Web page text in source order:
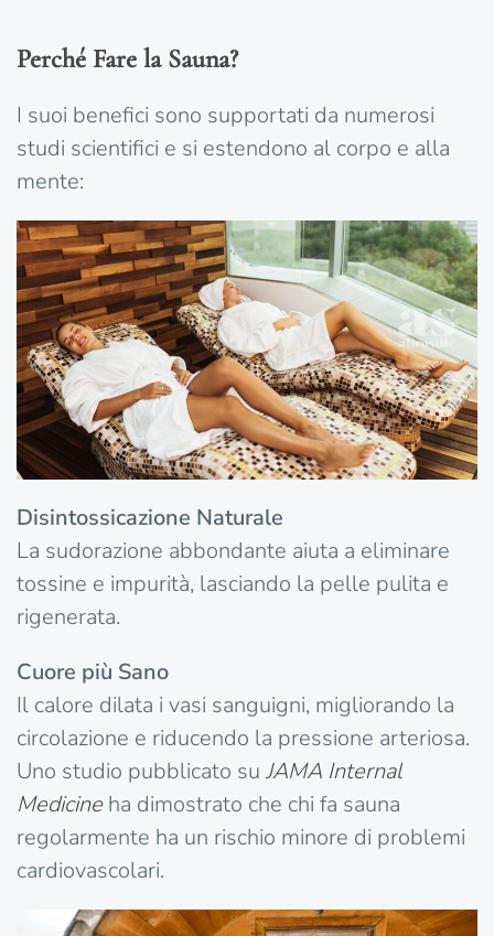
Perché Fare la Sauna?
I suoi benefici sono supportati da numerosi
studi scientifici e si estendono al corpo e alla
mente:
Disintossicazione Naturale
La sudorazione abbondante aiuta a eliminare
tossine e impurità, lasciando la pelle pulita e
rigenerata.
Cuore più Sano
Il calore dilata i vasi sanguigni, migliorando la
circolazione e riducendo la pressione arteriosa.
Uno studio pubblicato su JAMA Internal
Medicineha dimostrato che chi fa sauna
regolarmente ha un rischio minore di problemi
cardiovascolari.